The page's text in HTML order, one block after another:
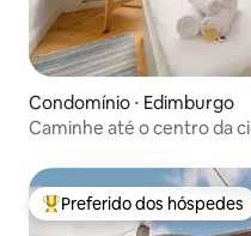
Condomínio ⋅ Edimburgo
Caminhe até o centro da
Entre os melhores
Preferido dos hóspedes